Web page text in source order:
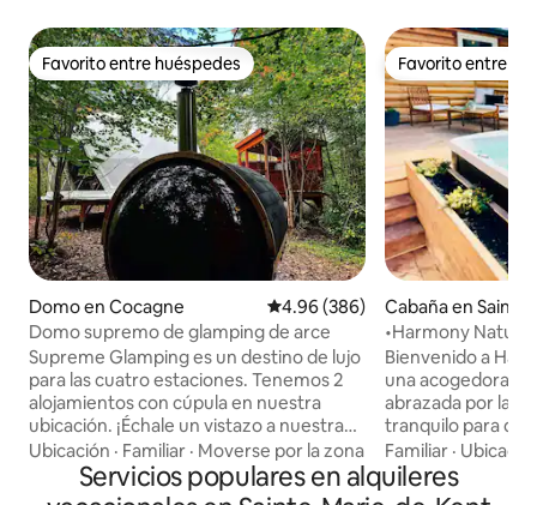
Favorito entre huéspedes
Favorito entre huéspedes
Domo en Cocagne Calificación promedio: 4.96 de
4.96 (386)
Domo supremo de glamping de arce
Supreme Glamping es un destino de lujo
para las cuatro estaciones. Tenemos 2
alojamientos con cúpula en nuestra
ubicación. ¡Échale un vistazo a nuestra
cúpula de Pine! Los huéspedes podrán
disfrutar de SAUNA PRIVADA, JACUZZI
PRIVADO GRANDE, mesa de fuego en
Ubicación · Familiar · Moverse por la zona
Favorito entre
Favorito entre
Cabaña en Saint
•Harmony
sauna•
Bienvenido a
una acogedora
abrazada por la
tranquilo para
Sumérgete en la
bajo las estrellas,
bienestar con
Familiar ·
Servicios populares en alquileres